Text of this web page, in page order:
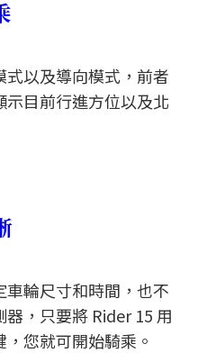
以及導向模式，前者
目前行進方位以及北
輪尺寸和時間，也不
，只要將 Rider 15 用
您就可開始騎乘。